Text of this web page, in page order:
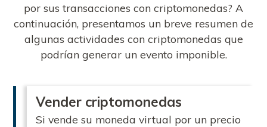
por sus transacciones con criptomonedas? A
continuación, presentamos un breve resumen de
algunas actividades con criptomonedas que
podrían generar un evento imponible.
Vender criptomonedas
Si vende su moneda virtual por un precio